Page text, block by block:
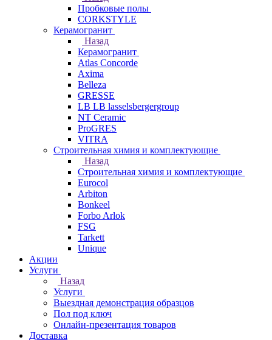
Пробковые полы
CORKSTYLE
Керамогранит
Назад
Керамогранит
Atlas Concorde
Axima
Belleza
GRESSE
LB LB lasselsbergergroup
NT Ceramic
ProGRES
VITRA
Строительная химия и комплектующие
Назад
Строительная химия и комплектующие
Eurocol
Arbiton
Bonkeel
Forbo Arlok
FSG
Tarkett
Unique
Акции
Услуги
Назад
Услуги
Выездная демонстрация образцов
Пол под ключ
Онлайн-презентация товаров
Доставка